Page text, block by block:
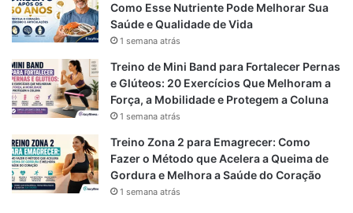
Como Esse Nutriente Pode Melhorar Sua
Saúde e Qualidade de Vida
1 semana atrás
Treino de Mini Band para Fortalecer Pernas
e Glúteos: 20 Exercícios Que Melhoram a
Força, a Mobilidade e Protegem a Coluna
1 semana atrás
Treino Zona 2 para Emagrecer: Como
Fazer o Método que Acelera a Queima de
Gordura e Melhora a Saúde do Coração
1 semana atrás